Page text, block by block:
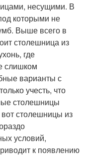
несущими. В
которыми не
Выше всего в
столешница из
где
слишком
варианты с
учесть, что
столешницы
столешницы из
условий,
к появлению